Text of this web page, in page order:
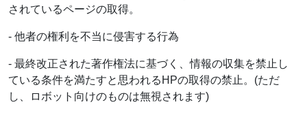
されているページの取得。
- 他者の権利を不当に侵害する行為
- 最終改正された著作権法に基づく、情報の収集を禁止し
ている条件を満たすと思われるHPの取得の禁止。(ただ
し、ロボット向けのものは無視されます)